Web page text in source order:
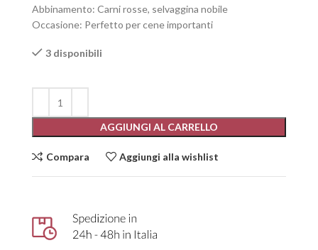
Abbinamento: Carni rosse, selvaggina nobile
Occasione: Perfetto per cene importanti
3 disponibili
AGGIUNGI AL CARRELLO
Compara Aggiungi alla wishlist